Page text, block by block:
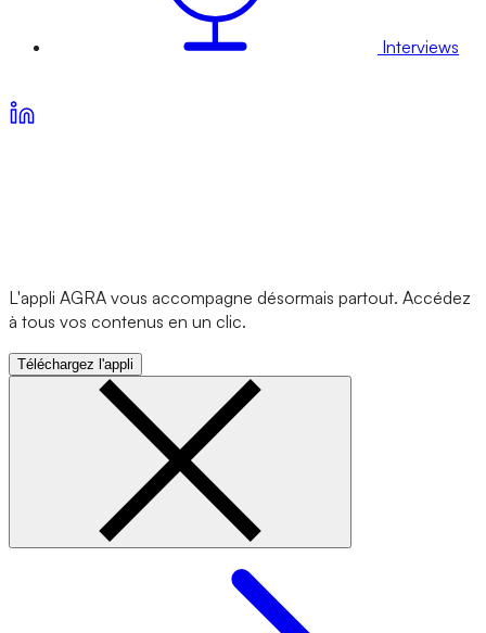
Interviews
L'appli AGRA vous accompagne désormais partout. Accédez
à tous vos contenus en un clic.
Téléchargez l'appli